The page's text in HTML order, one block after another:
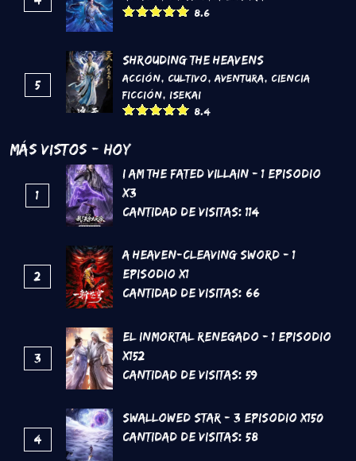
8.6
5
Shrouding the Heavens
Acción, Cultivo,Aventura, Ciencia
Ficción, Isekai
8.4
Más Vistos - Hoy
1
I Am The Fated Villain - 1 Episodio
x3
Cantidad de Visitas: 114
2
A Heaven-Cleaving Sword - 1
Episodio x1
Cantidad de Visitas: 66
3
El inmortal renegado - 1 Episodio
x152
Cantidad de Visitas: 59
4
Swallowed Star - 3 Episodio x150
Cantidad de Visitas: 58